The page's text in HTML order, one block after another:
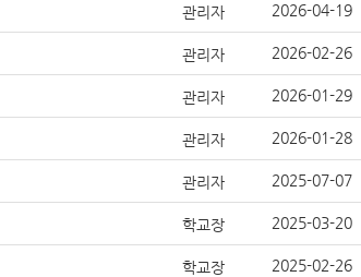
관리자 2026-04-19
관리자 2026-02-26
관리자 2026-01-29
관리자 2026-01-28
관리자 2025-07-07
학교장 2025-03-20
학교장 2025-02-26